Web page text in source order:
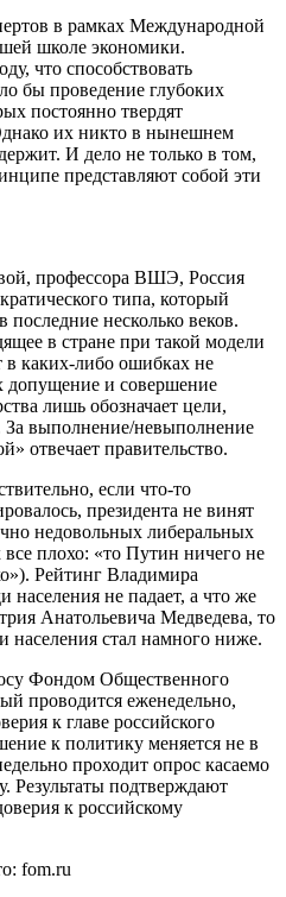
в рамках Международной
школе экономики.
что способствовать
бы проведение глубоких
постоянно твердят
их никто в нынешнем
И дело не только в том,
представляют собой эти
профессора ВШЭ, Россия
типа, который
последние несколько веков.
в стране при такой модели
в каких-либо ошибках не
допущение и совершение
лишь обозначает цели,
За выполнение/невыполнение
отвечает правительство.
если что-то
президента не винят
недовольных либеральных
все плохо: «то Путин ничего не
Рейтинг Владимира
не падает, а что же
Анатольевича Медведева, то
населения стал намного ниже.
Фондом Общественного
проводится еженедельно,
к главе российского
к политику меняется не в
проходит опрос касаемо
Результаты подтверждают
к российскому
fom.ru